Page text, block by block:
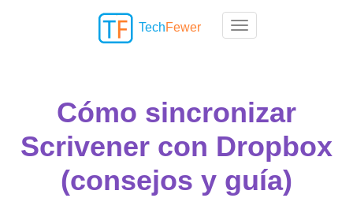
Toggle navigation
TechFewer
Cómo sincronizar
Scrivener con Dropbox
(consejos y guía)